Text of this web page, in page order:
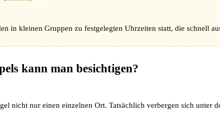
in kleinen Gruppen zu festgelegten Uhrzeiten statt, die schnell
kann man besichtigen?
nicht nur einen einzelnen Ort. Tatsächlich verbergen sich unter